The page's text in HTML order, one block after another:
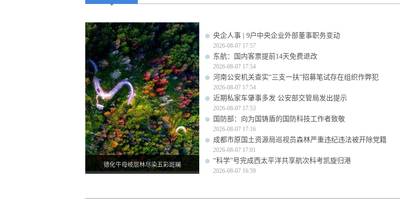
德化牛母岐层林尽染五彩斑斓
央企人事 | 9户中央企业外部董事职务变动
2026-08-07 17:57
东航：国内客票提前14天免费退改
2026-08-07 17:54
河南公安机关查实“三支一扶”招募笔试存在组织作弊犯
2026-08-07 17:54
近期私家车肇事多发 公安部交管局发出提示
2026-08-07 17:53
国防部：向为国铸盾的国防科技工作者致敬
2026-08-07 17:16
成都市原国土资源局巡视员森林严重违纪违法被开除党籍
2026-08-07 17:01
“科学”号完成西太平洋共享航次科考凯旋归港
2026-08-07 16:59